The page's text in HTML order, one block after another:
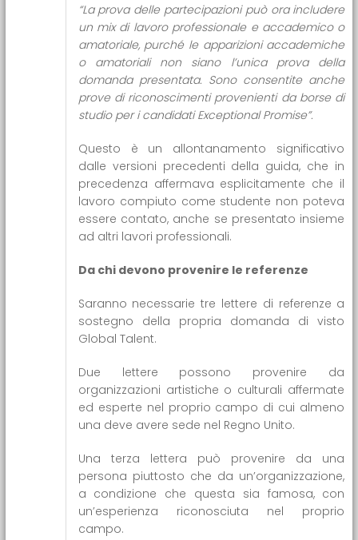
“La prova delle partecipazioni può ora includere
un mix di lavoro professionale e accademico o
amatoriale, purché le apparizioni accademiche
o amatoriali non siano l’unica prova della
domanda presentata. Sono consentite anche
prove di riconoscimenti provenienti da borse di
studio per i candidati Exceptional Promise”.
Questo è un allontanamento significativo
dalle versioni precedenti della guida, che in
precedenza affermava esplicitamente che il
lavoro compiuto come studente non poteva
essere contato, anche se presentato insieme
ad altri lavori professionali.
Da chi devono provenire le referenze
Saranno necessarie tre lettere di referenze a
sostegno della propria domanda di visto
Global Talent.
Due lettere possono provenire da
organizzazioni artistiche o culturali affermate
ed esperte nel proprio campo di cui almeno
una deve avere sede nel Regno Unito.
Una terza lettera può provenire da una
persona piuttosto che da un’organizzazione,
a condizione che questa sia famosa, con
un’esperienza riconosciuta nel proprio
campo.